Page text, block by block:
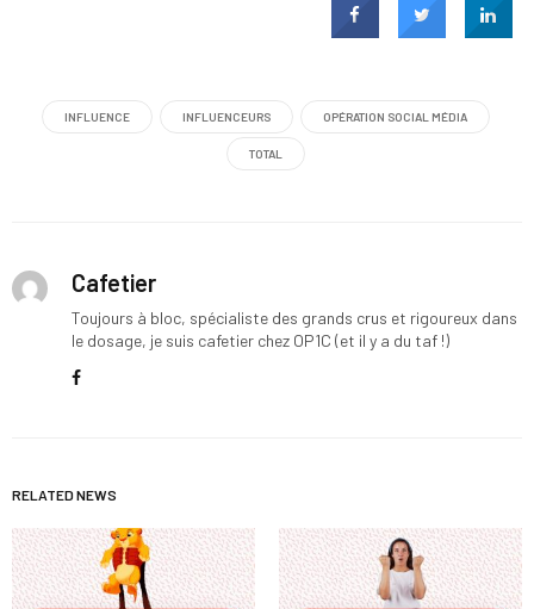
INFLUENCE INFLUENCEURS OPÉRATION SOCIAL MÉDIA
TOTAL
Cafetier
Toujours à bloc, spécialiste des grands crus et rigoureux dans
le dosage, je suis cafetier chez OP1C (et il y a du taf !)
RELATED NEWS